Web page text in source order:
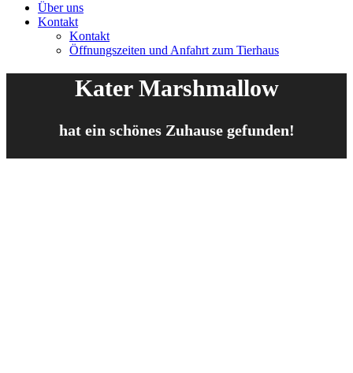
Über uns
Kontakt
Kontakt
Öffnungszeiten und Anfahrt zum Tierhaus
Kater Marshmallow
hat ein schönes Zuhause gefunden!